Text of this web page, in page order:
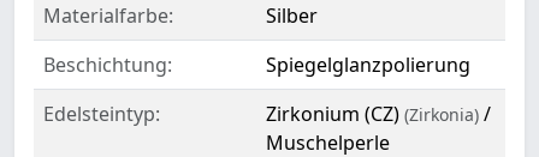
Materialfarbe:
Silber
Beschichtung:
Spiegelglanzpolierung
Edelsteintyp:
Zirkonium (CZ) (Zirkonia) /
Muschelperle